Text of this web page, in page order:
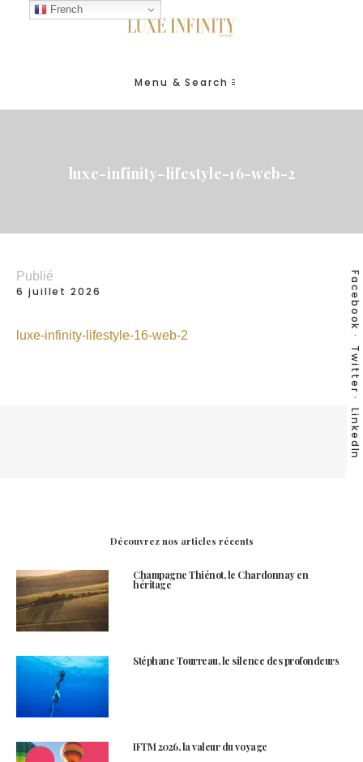
Menu & Search
luxe-infinity-lifestyle-16-web-2
Facebook
Twitter
LinkedIn
Publié
6 juillet 2026
luxe-infinity-lifestyle-16-web-2
Découvrez nos articles récents
Champagne Thiénot, le Chardonnay en
héritage
Stéphane Tourreau, le silence des profondeurs
IFTM 2026, la valeur du voyage
French